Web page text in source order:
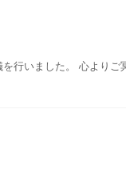
行いました。 心よりご